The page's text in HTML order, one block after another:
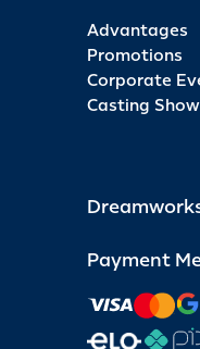
Advantages
Promotions
Corporate
Casting
Payment